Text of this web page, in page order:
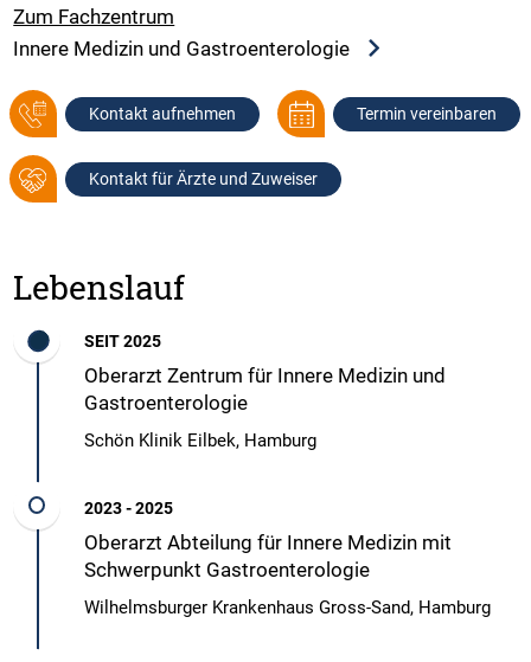
Zum Fachzentrum
Innere Medizin und Gastroenterologie
Kontakt aufnehmen Termin vereinbaren
Kontakt für Ärzte und Zuweiser
Lebenslauf
SEIT 2025
Oberarzt Zentrum für Innere Medizin und
Gastroenterologie
Schön Klinik Eilbek, Hamburg
2023 - 2025
Oberarzt Abteilung für Innere Medizin mit
Schwerpunkt Gastroenterologie
Wilhelmsburger Krankenhaus Gross-Sand, Hamburg